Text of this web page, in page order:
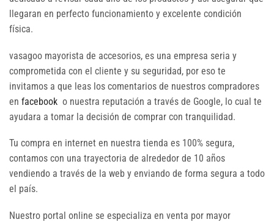
llegaran en perfecto funcionamiento y excelente condición
física.
vasagoo mayorista de accesorios, es una empresa seria y
comprometida con el cliente y su seguridad, por eso te
invitamos a que leas los comentarios de nuestros compradores
en facebook o nuestra reputación a través de Google, lo cual te
ayudara a tomar la decisión de comprar con tranquilidad.
Tu compra en internet en nuestra tienda es 100% segura,
contamos con una trayectoria de alrededor de 10 años
vendiendo a través de la web y enviando de forma segura a todo
el país.
Nuestro portal online se especializa en venta por mayor